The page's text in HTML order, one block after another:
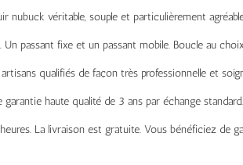
nubuck véritable, souple et particulièrement
passant fixe et un passant mobile. Boucle au
qualifiés de façon très professionnelle et
haute qualité de 3 ans par échange standard.
La livraison est gratuite. Vous bénéficiez de